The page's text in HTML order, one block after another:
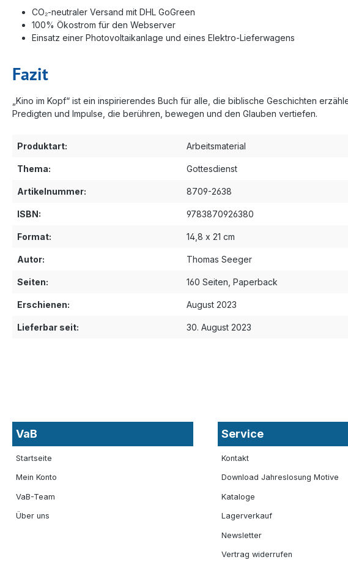
CO₂-neutraler Versand mit DHL GoGreen
100% Ökostrom für den Webserver
Einsatz einer Photovoltaikanlage und eines Elektro-Lieferwagens
Fazit
„Kino im Kopf“ ist ein inspirierendes Buch für alle, die biblische Geschichten
Predigten und Impulse, die berühren, bewegen und den Glauben vertiefen.
Produktart: Arbeitsmaterial
Thema: Gottesdienst
Artikelnummer: 8709-2638
ISBN: 9783870926380
Format: 14,8 x 21 cm
Autor: Thomas Seeger
Seiten: 160 Seiten, Paperback
Erschienen: August 2023
Lieferbar seit: 30. August 2023
VaB
Startseite
Mein Konto
VaB-Team
Über uns
Service
Kontakt
Download Jahreslosung Motive
Kataloge
Lagerverkauf
Newsletter
Vertrag widerrufen